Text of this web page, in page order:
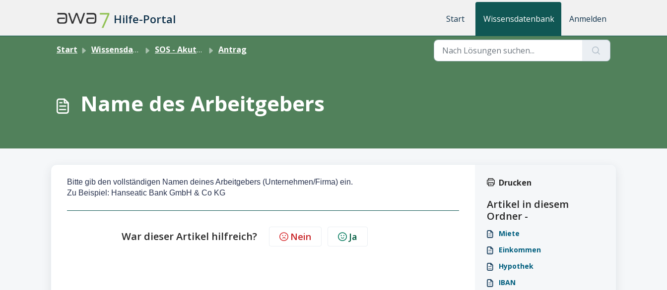
Hilfe-Portal Start Wissensdatenbank Anmelden
Start Wissensdatenbank SOS - Akuthilfe Antrag
Name des Arbeitgebers
Bitte gib den vollständigen Namen deines Arbeitgebers (Unternehmen/Firma) ein.
Zu Beispiel: Hanseatic Bank GmbH & Co KG
War dieser Artikel hilfreich? Nein Ja
Drucken
Artikel in diesem
Ordner -
Miete
Einkommen
Hypothek
IBAN